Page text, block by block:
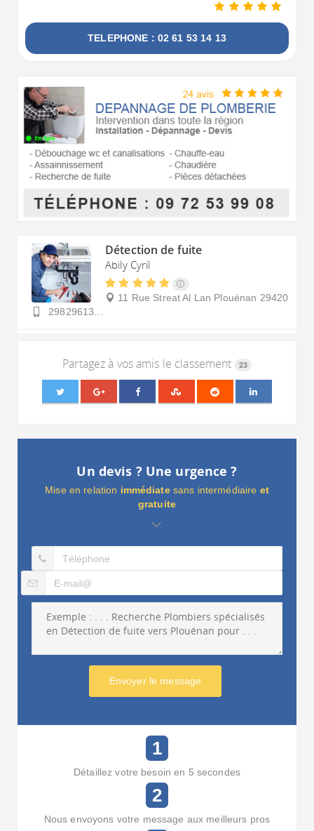
TELEPHONE : 02 61 53 14 13
Détection de fuite
Abily Cyril
11 Rue Streat Al Lan Plouénan 29420
29829613...
Partagez à vos amis le classement 23
Un devis ? Une urgence ?
Mise en relation immédiatesans intermédiaire et
gratuite
Envoyer le message
1
Détaillez votre besoin en 5 secondes
2
Nous envoyons votre message aux meilleurs pros